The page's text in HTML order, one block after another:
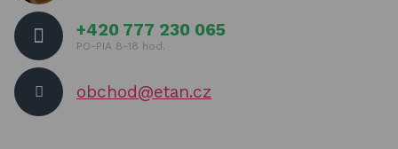
+420 777 230 065
PO-PIA 8-18 hod.
obchod@etan.cz